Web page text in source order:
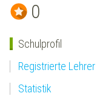
0
Schulprofil
Registrierte Lehrer
Statistik